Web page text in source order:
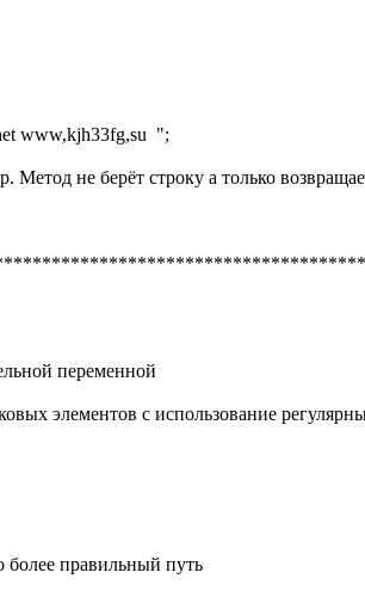
www,kjh33fg,su ";
Метод не берёт строку а только
переменной
элементов с использование
более правильный путь